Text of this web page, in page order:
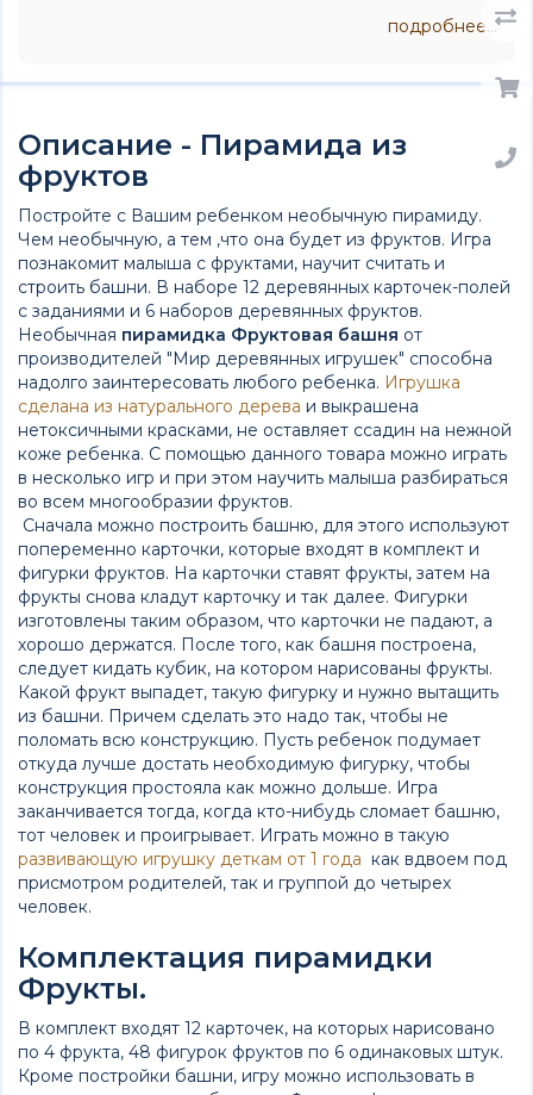
подробнее...
Описание - Пирамида из
фруктов
Постройте с Вашим ребенком необычную пирамиду.
Чем необычную, а тем ,что она будет из фруктов. Игра
познакомит малыша с фруктами, научит считать и
строить башни. В наборе 12 деревянных карточек-полей
с заданиями и 6 наборов деревянных фруктов.
Необычная пирамидка Фруктовая башня от
производителей "Мир деревянных игрушек" способна
надолго заинтересовать любого ребенка. Игрушка
сделана из натурального дерева и выкрашена
нетоксичными красками, не оставляет ссадин на нежной
коже ребенка. С помощью данного товара можно играть
в несколько игр и при этом научить малыша разбираться
во всем многообразии фруктов.
Сначала можно построить башню, для этого используют
попеременно карточки, которые входят в комплект и
фигурки фруктов. На карточки ставят фрукты, затем на
фрукты снова кладут карточку и так далее. Фигурки
изготовлены таким образом, что карточки не падают, а
хорошо держатся. После того, как башня построена,
следует кидать кубик, на котором нарисованы фрукты.
Какой фрукт выпадет, такую фигурку и нужно вытащить
из башни. Причем сделать это надо так, чтобы не
поломать всю конструкцию. Пусть ребенок подумает
откуда лучше достать необходимую фигурку, чтобы
конструкция простояла как можно дольше. Игра
заканчивается тогда, когда кто-нибудь сломает башню,
тот человек и проигрывает. Играть можно в такую
развивающую игрушку деткам от 1 года как вдвоем под
присмотром родителей, так и группой до четырех
человек.
Комплектация пирамидки
Фрукты.
В комплект входят 12 карточек, на которых нарисовано
по 4 фрукта, 48 фигурок фруктов по 6 одинаковых штук.
Кроме постройки башни, игру можно использовать в